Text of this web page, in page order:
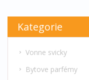
Kategorie
Vonne svicky
Bytove parfémy